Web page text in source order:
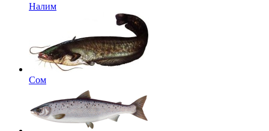
Налим
Сом